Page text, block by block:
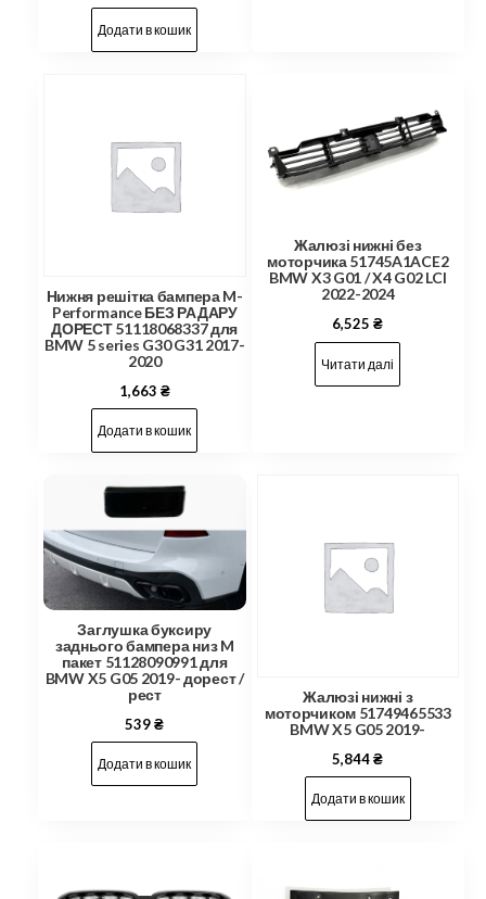
Додати в кошик
Нижня решітка бампера M-
Performance БЕЗ РАДАРУ
ДОРЕСТ 51118068337 для
BMW 5 series G30 G31 2017-
2020
1,663 ₴
Додати в кошик
Жалюзі нижні без
моторчика 51745A1ACE2
BMW X3 G01 / X4 G02 LCI
2022-2024
6,525₴
Читати далі
Заглушка буксиру
заднього бампера низ M
пакет 51128090991 для
BMW X5 G05 2019- дорест /
рест
539₴
Додати в кошик
Жалюзі нижні з
моторчиком 51749465533
BMW X5 G05 2019-
5,844₴
Додати в кошик